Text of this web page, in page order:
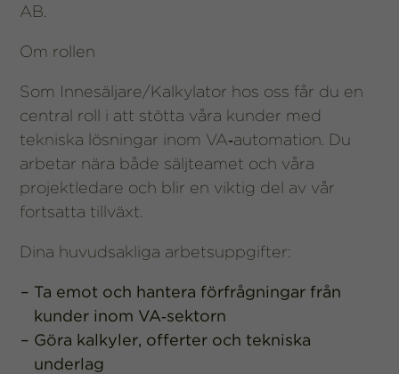
AB.
Om rollen
Som Innesäljare/Kalkylator hos oss får du en
central roll i att stötta våra kunder med
tekniska lösningar inom VA‑automation. Du
arbetar nära både säljteamet och våra
projektledare och blir en viktig del av vår
fortsatta tillväxt.
Dina huvudsakliga arbetsuppgifter:
Ta emot och hantera förfrågningar från
kunder inom VA‑sektorn
Göra kalkyler, offerter och tekniska
underlag
funktionalitet
uppbyggnad,
baserat på
hemsidan
används.
Upplevelse
För att vår
hemsida ska
prestera så
möjligt under
ditt besök.